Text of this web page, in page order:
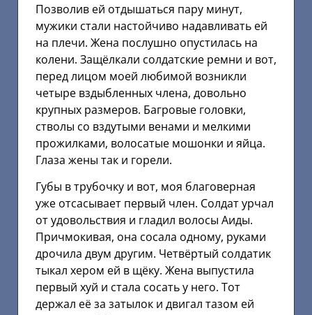
Позволив ей отдышаться пару минут,
мужики стали настойчиво надавливать ей
на плечи. Жена послушно опустилась на
колени. Защёлкали солдатские ремни и вот,
перед лицом моей любимой возникли
четыре вздыбленных члена, довольно
крупных размеров. Багровые головки,
стволы со вздутыми венами и мелкими
прожилками, волосатые мошонки и яйца.
Глаза жены так и горели.
Губы в трубочку и вот, моя благоверная
уже отсасывает первый член. Солдат урчал
от удовольствия и гладил волосы Аиды.
Причмокивая, она сосала одному, руками
дрочила двум другим. Четвёртый солдатик
тыкал хером ей в щёку. Жена выпустила
первый хуй и стала сосать у него. Тот
держал её за затылок и двигал тазом ей